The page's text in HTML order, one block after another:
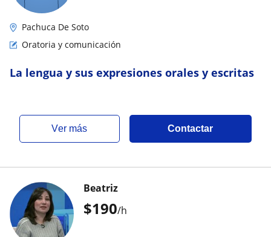
Pachuca De Soto
Oratoria y comunicación
La lengua y sus expresiones orales y escritas
ver más Contactar
$190/h
Beatriz